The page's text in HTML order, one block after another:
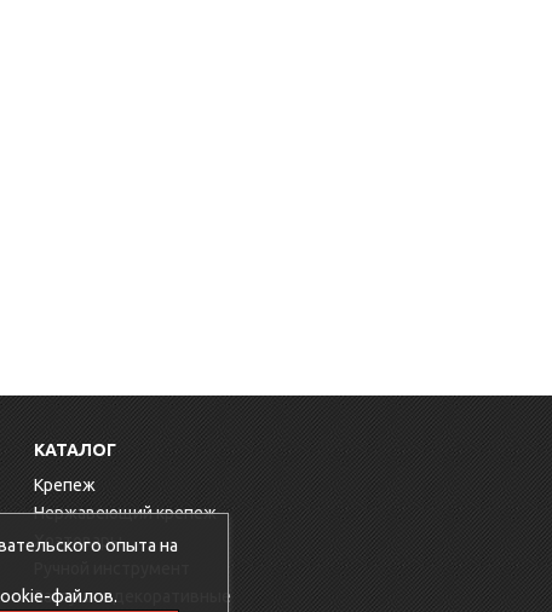
КАТАЛОГ
Крепеж
Нержавеющий крепеж
Хозтовары
Заглушки декоративные
опыта на
файлов.